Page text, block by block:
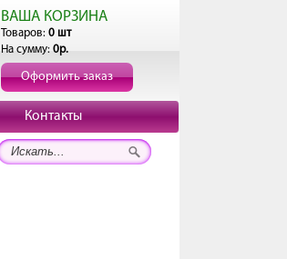
ВАША КОРЗИНА
Товаров: 0 шт
На сумму: 0р.
Оформить заказ
Контакты